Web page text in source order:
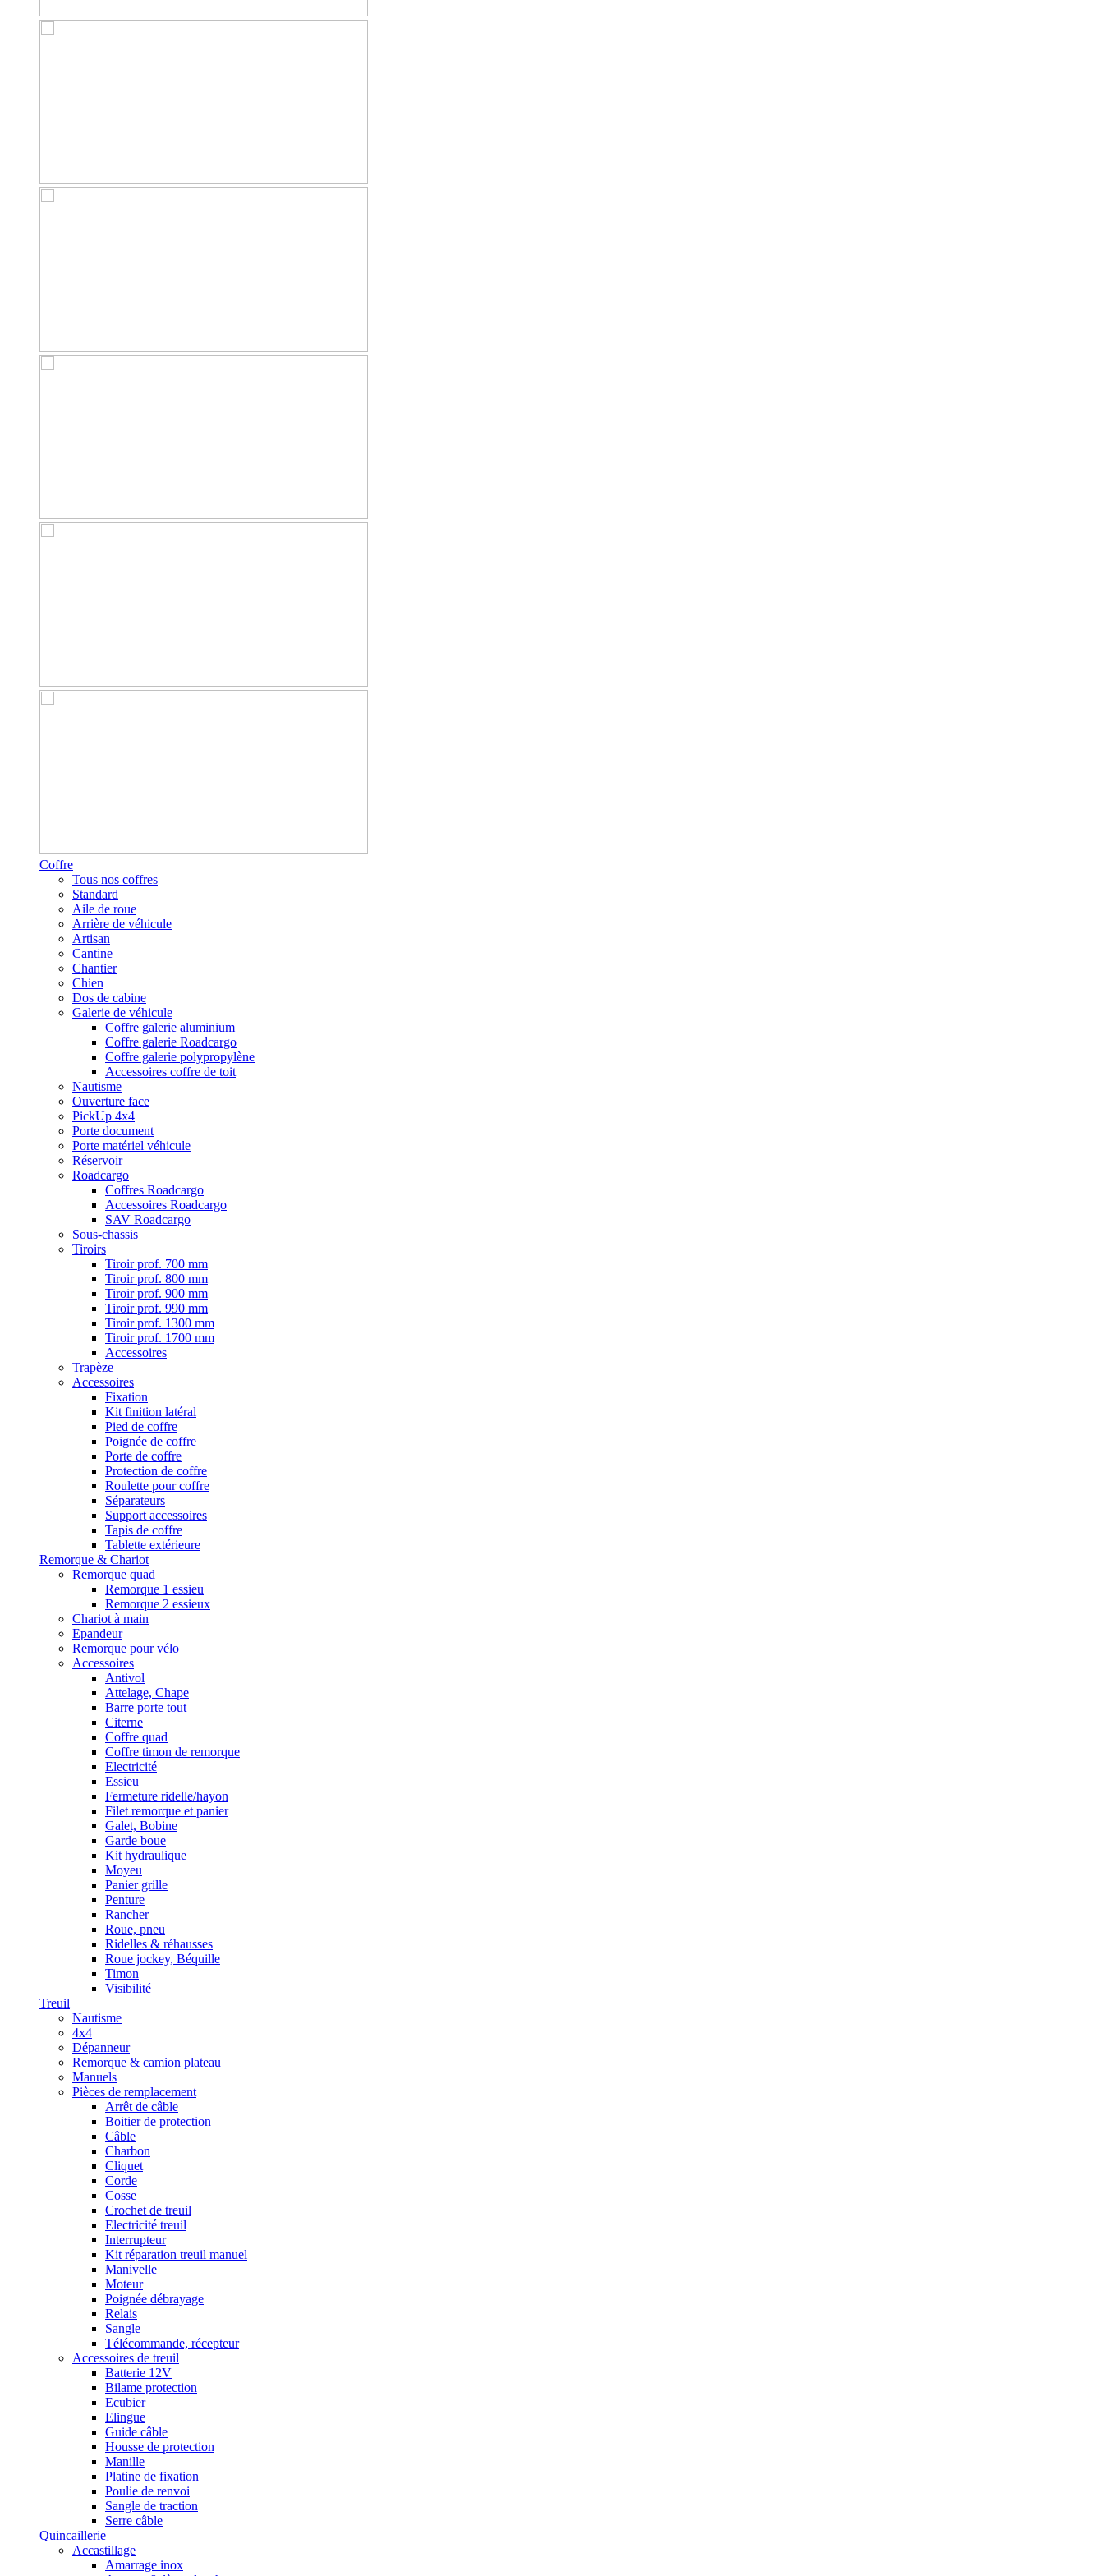
Coffre
Tous nos coffres
Standard
Aile de roue
Arrière de véhicule
Artisan
Cantine
Chantier
Chien
Dos de cabine
Galerie de véhicule
Coffre galerie aluminium
Coffre galerie Roadcargo
Coffre galerie polypropylène
Accessoires coffre de toit
Nautisme
Ouverture face
PickUp 4x4
Porte document
Porte matériel véhicule
Réservoir
Roadcargo
Coffres Roadcargo
Accessoires Roadcargo
SAV Roadcargo
Sous-chassis
Tiroirs
Tiroir prof. 700 mm
Tiroir prof. 800 mm
Tiroir prof. 900 mm
Tiroir prof. 990 mm
Tiroir prof. 1300 mm
Tiroir prof. 1700 mm
Accessoires
Trapèze
Accessoires
Fixation
Kit finition latéral
Pied de coffre
Poignée de coffre
Porte de coffre
Protection de coffre
Roulette pour coffre
Séparateurs
Support accessoires
Tapis de coffre
Tablette extérieure
Remorque & Chariot
Remorque quad
Remorque 1 essieu
Remorque 2 essieux
Chariot à main
Epandeur
Remorque pour vélo
Accessoires
Antivol
Attelage, Chape
Barre porte tout
Citerne
Coffre quad
Coffre timon de remorque
Electricité
Essieu
Fermeture ridelle/hayon
Filet remorque et panier
Galet, Bobine
Garde boue
Kit hydraulique
Moyeu
Panier grille
Penture
Rancher
Roue, pneu
Ridelles & réhausses
Roue jockey, Béquille
Timon
Visibilité
Treuil
Nautisme
4x4
Dépanneur
Remorque & camion plateau
Manuels
Pièces de remplacement
Arrêt de câble
Boitier de protection
Câble
Charbon
Cliquet
Corde
Cosse
Crochet de treuil
Electricité treuil
Interrupteur
Kit réparation treuil manuel
Manivelle
Moteur
Poignée débrayage
Relais
Sangle
Télécommande, récepteur
Accessoires de treuil
Batterie 12V
Bilame protection
Ecubier
Elingue
Guide câble
Housse de protection
Manille
Platine de fixation
Poulie de renvoi
Sangle de traction
Serre câble
Quincaillerie
Accastillage
Amarrage inox